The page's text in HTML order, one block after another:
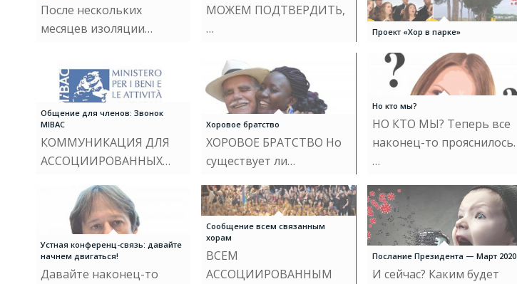
После нескольких
месяцев изоляции…
МОЖЕМ ПОДТВЕРДИТЬ,
…
Проект «Хор в парке»
Общение для членов: Звонок
MIBAC
КОММУНИКАЦИЯ ДЛЯ
АССОЦИИРОВАННЫХ…
Хоровое братство
ХОРОВОЕ БРАТСТВО Но
существует ли…
Но кто мы?
НО КТО МЫ? Теперь все
наконец-то прояснилось.
…
Устная конференц-связь: давайте
начнем двигаться!
Давайте наконец-то
Сообщение всем связанным
хорам
ВСЕМ
АССОЦИИРОВАННЫМ
Послание Президента — Март 2020
И сейчас? Каким будет